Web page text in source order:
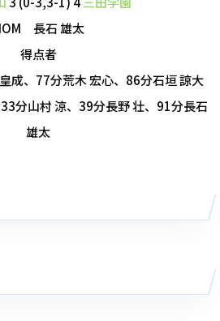
長石 雄太
得点者
成、77分荒木 宏心、86分石垣 諒大
分山村 涼、39分長野 壮、91分長石
雄太